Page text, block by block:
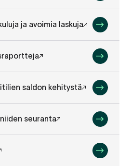
ja avoimia laskuja
saldon kehitystä
seuranta